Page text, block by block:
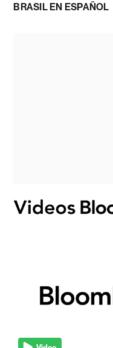
BRASIL EN ESPAÑOL